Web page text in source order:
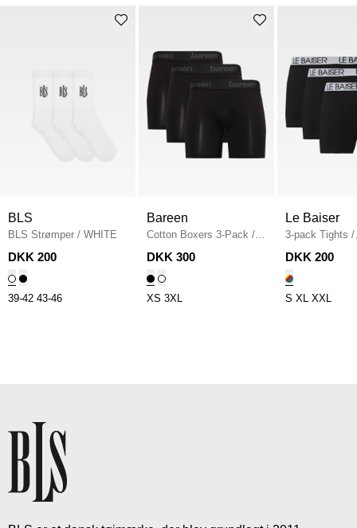
BLS
BLS Strømper / WHITE
DKK 200
39-42 43-46
Bareen
Cotton Boxers 3-Pack /
BLACK
DKK 300
XS 3XL
Le Baiser
3-pack Tights /
SORT/HVID
DKK 200
S XL XXL